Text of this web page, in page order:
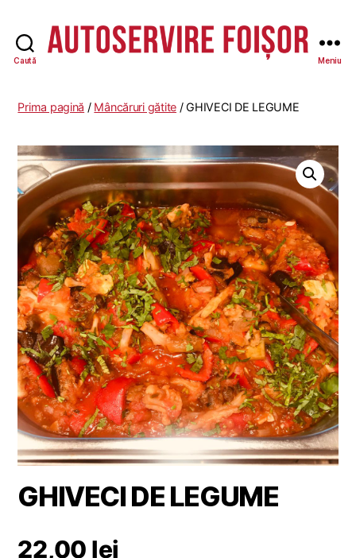
Caută
-
Meniu
Prima pagină / Mâncăruri gătite / GHIVECI DE LEGUME
GHIVECI DE LEGUME
22,00 lei